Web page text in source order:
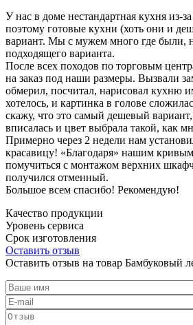
У нас в доме нестандартная кухня из-
поэтому готовые кухни (хоть они и
вариант. Мы с мужем много где были,
подходящего варианта.
После всех походов по торговым
на заказ под наши размеры. Вызвали
обмерил, посчитал, нарисовал кухню
хотелось, и картинка в голове
скажу, что это самый дешевый
вписалась и цвет выбрала такой, как
Примерно через 2 недели нам
красавицу! «Благодаря» нашим
помучиться с монтажом верхних
получился отменный.
Большое всем спасибо! Рекомендую!
Качество продукции
Уровень сервиса
Срок изготовления
Оставить отзыв
Оставить отзыв на товар Бамбуковый